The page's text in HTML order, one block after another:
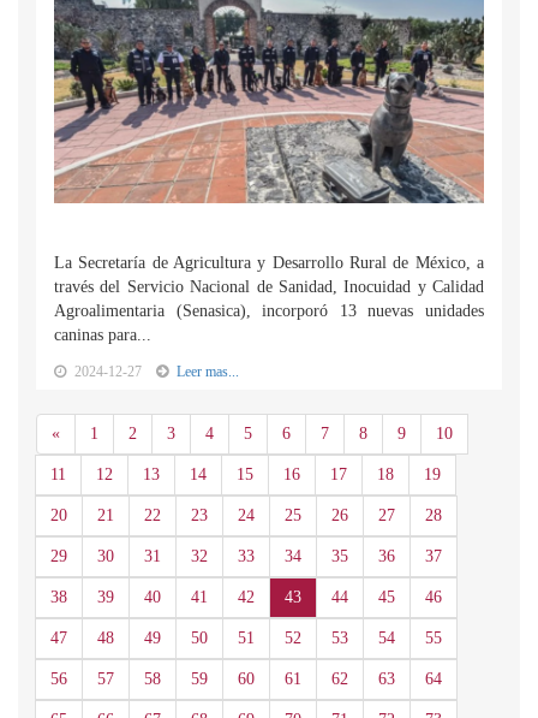
La Secretaría de Agricultura y Desarrollo Rural de México, a
través del Servicio Nacional de Sanidad, Inocuidad y Calidad
Agroalimentaria (Senasica), incorporó 13 nuevas unidades
caninas para...
2024-12-27 Leer mas...
«Anterior
1 2 3 4 5 6 7 8 9 10
11 12 13 14 15 16 17 18 19
20 21 22 23 24 25 26 27 28
29 30 31 32 33 34 35 36 37
38 39 40 41 42 43 44 45 46
47 48 49 50 51 52 53 54 55
56 57 58 59 60 61 62 63 64